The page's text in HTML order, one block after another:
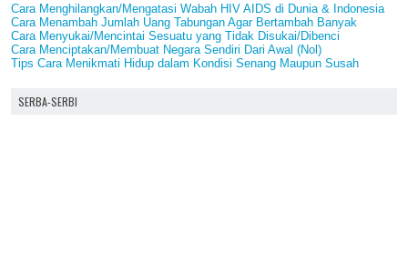
Cara Menghilangkan/Mengatasi Wabah HIV AIDS di Dunia & Indonesia
Cara Menambah Jumlah Uang Tabungan Agar Bertambah Banyak
Cara Menyukai/Mencintai Sesuatu yang Tidak Disukai/Dibenci
Cara Menciptakan/Membuat Negara Sendiri Dari Awal (Nol)
Tips Cara Menikmati Hidup dalam Kondisi Senang Maupun Susah
SERBA-SERBI